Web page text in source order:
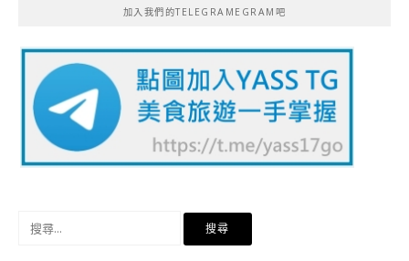
加入我們的TELEGRAMEGRAM吧